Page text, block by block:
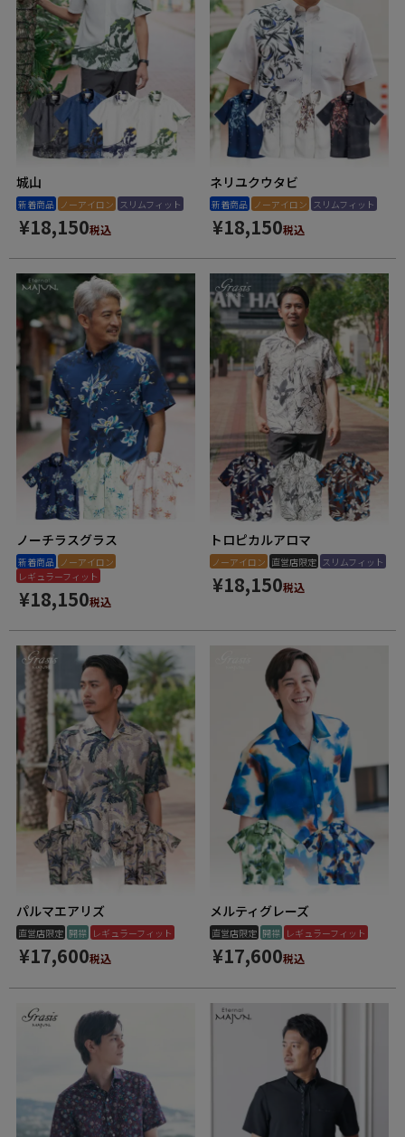
城山
新着商品 ノーアイロン スリムフィット
¥18,150税込
ネリユクウタビ
新着商品 ノーアイロン スリムフィット
¥18,150税込
ノーチラスグラス
新着商品 ノーアイロン
レギュラーフィット
¥18,150税込
トロピカルアロマ
ノーアイロン 直営店限定 スリムフィット
¥18,150税込
パルマエアリズ
直営店限定 開襟 レギュラーフィット
¥17,600税込
メルティグレーズ
直営店限定 開襟 レギュラーフィット
¥17,600税込